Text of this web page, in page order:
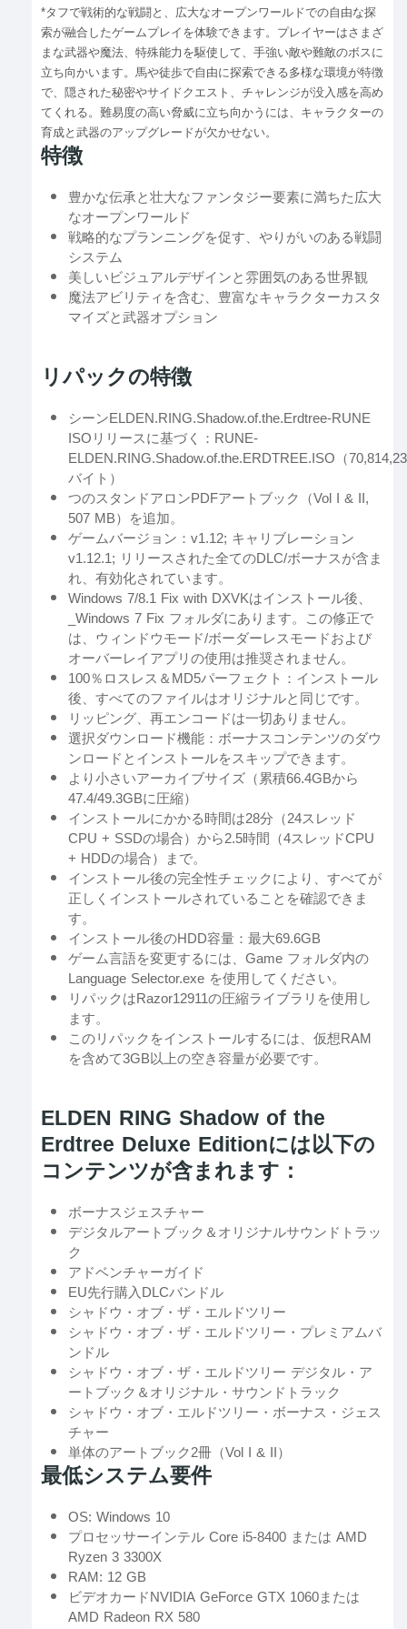
*タフで戦術的な戦闘と、広大なオープンワールドでの自由な探
索が融合したゲームプレイを体験できます。プレイヤーはさまざ
まな武器や魔法、特殊能力を駆使して、手強い敵や難敵のボスに
立ち向かいます。馬や徒歩で自由に探索できる多様な環境が特徴
で、隠された秘密やサイドクエスト、チャレンジが没入感を高め
てくれる。難易度の高い脅威に立ち向かうには、キャラクターの
育成と武器のアップグレードが欠かせない。
特徴
豊かな伝承と壮大なファンタジー要素に満ちた広大
なオープンワールド
戦略的なプランニングを促す、やりがいのある戦闘
システム
美しいビジュアルデザインと雰囲気のある世界観
魔法アビリティを含む、豊富なキャラクターカスタ
マイズと武器オプション
リパックの特徴
シーンELDEN.RING.Shadow.of.the.Erdtree-RUNE
ISOリリースに基づく：RUNE-
ELDEN.RING.Shadow.of.the.ERDTREE.ISO（
バイト）
つのスタンドアロンPDFアートブック（Vol I & II,
507 MB）を追加。
ゲームバージョン：v1.12; キャリブレーション
v1.12.1; リリースされた全てのDLC/ボーナスが含ま
れ、有効化されています。
Windows 7/8.1 Fix with DXVKはインストール後、
_Windows 7 Fix フォルダにあります。この修正で
は、ウィンドウモード/ボーダーレスモードおよび
オーバーレイアプリの使用は推奨されません。
100％ロスレス＆MD5パーフェクト：インストール
後、すべてのファイルはオリジナルと同じです。
リッピング、再エンコードは一切ありません。
選択ダウンロード機能：ボーナスコンテンツのダウ
ンロードとインストールをスキップできます。
より小さいアーカイブサイズ（累積66.4GBから
47.4/49.3GBに圧縮）
インストールにかかる時間は28分（24スレッド
CPU + SSDの場合）から2.5時間（4スレッドCPU
+ HDDの場合）まで。
インストール後の完全性チェックにより、すべてが
正しくインストールされていることを確認できま
す。
インストール後のHDD容量：最大69.6GB
ゲーム言語を変更するには、Game フォルダ内の
Language Selector.exe を使用してください。
リパックはRazor12911の圧縮ライブラリを使用し
ます。
このリパックをインストールするには、仮想RAM
を含めて3GB以上の空き容量が必要です。
ELDEN RING Shadow of the
Erdtree Deluxe Editionには以下の
コンテンツが含まれます：
ボーナスジェスチャー
デジタルアートブック＆オリジナルサウンドトラッ
ク
アドベンチャーガイド
EU先行購入DLCバンドル
シャドウ・オブ・ザ・エルドツリー
シャドウ・オブ・ザ・エルドツリー・プレミアムバ
ンドル
シャドウ・オブ・ザ・エルドツリー デジタル・ア
ートブック＆オリジナル・サウンドトラック
シャドウ・オブ・エルドツリー・ボーナス・ジェス
チャー
単体のアートブック2冊（Vol I & II）
最低システム要件
OS: Windows 10
プロセッサーインテル Core i5-8400 または AMD
Ryzen 3 3300X
RAM: 12 GB
ビデオカードNVIDIA GeForce GTX 1060または
AMD Radeon RX 580